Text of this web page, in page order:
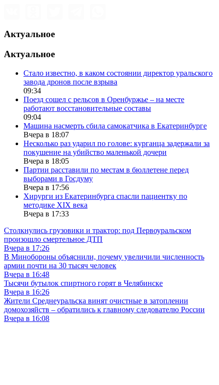
Актуальное
Актуальное
Стало известно, в каком состоянии директор уральского
завода дронов после взрыва
09:34
Поезд сошел с рельсов в Оренбуржье – на месте
работают восстановительные составы
09:04
Машина насмерть сбила самокатчика в Екатеринбурге
Вчера в 18:07
Несколько раз ударил по голове: курганца задержали за
покушение на убийство маленькой дочери
Вчера в 18:05
Партии расставили по местам в бюллетене перед
выборами в Госдуму
Вчера в 17:56
Хирурги из Екатеринбурга спасли пациентку по
методике XIX века
Вчера в 17:33
Столкнулись грузовики и трактор: под Первоуральском
произошло смертельное ДТП
Вчера в 17:26
В Минобороны объяснили, почему увеличили численность
армии почти на 30 тысяч человек
Вчера в 16:48
Тысячи бутылок спиртного горят в Челябинске
Вчера в 16:26
Жители Среднеуральска винят очистные в затоплении
домохозяйств – обратились к главному следователю России
Вчера в 16:08